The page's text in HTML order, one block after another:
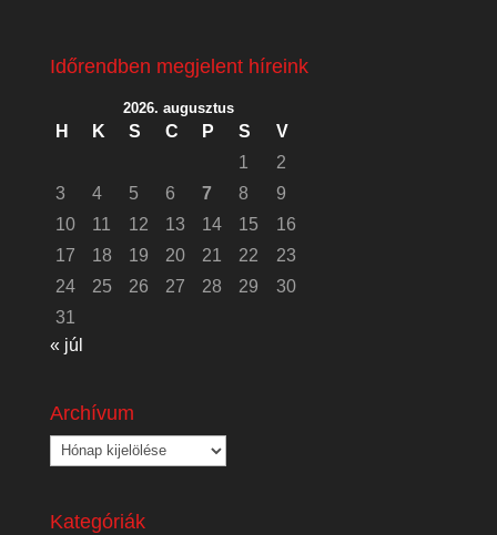
Időrendben megjelent híreink
2026. augusztus
H K S C P S
V
1
2
3
4 5 6 7 8
9
10
11 12 13 14 15
16
17
18 19 20 21 22
23
24
25 26 27 28 29
30
31
« júl
Archívum
Archívum
Kategóriák